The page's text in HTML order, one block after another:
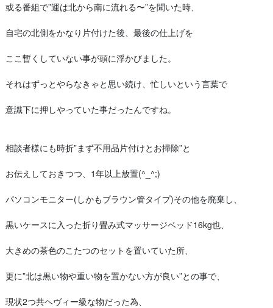
或る番組で”運は北から南に流れる〜”を聞いた時、
自宅の北側をかなり片付けた後、最後の仕上げを
ここ暫くしていない事が頭に浮かびました。
それはずっとやらなきゃと思い続け、忙しいという言葉で
意識下に押しやっていた事だったんですね。
相談者様にも時折”まず不用品片付けとお掃除”と
お伝えしておきつつ、1年以上放置(^_^;)
パソコンモニター(しかもブラウン管タイプ)その他を廃棄し、
黒いケースに入った折り畳み式マッサージベッド16kg也、
大きめの茶色のこたつのセットを置いていた所、
更に”北は黒い物や重い物を置かない方が良い”との事で、
現状2つ共ヘヴィー級な物だった為、